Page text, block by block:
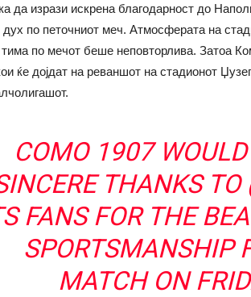
да изрази искрена благодарност до
дух по петочниот меч. Атмосферата на
по мечот беше неповторлива. Затоа
ќе дојдат на реваншот на стадионот
COMO 1907
THANKS TO
FANS FOR THE
SPORTSMANSHIP
MATCH ON